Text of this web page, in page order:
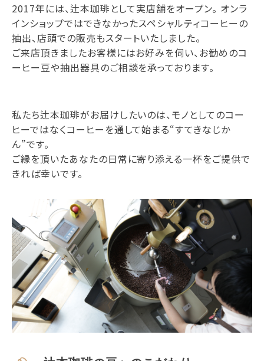
2017年には、辻本珈琲として実店舗をオープン。 オンラ
インショップではできなかったスペシャルティコーヒーの
抽出、店頭での販売もスタートいたしました。
ご来店頂きましたお客様にはお好みを伺い、お勧めのコ
ーヒー豆や抽出器具のご相談を承っております。
私たち辻本珈琲がお届けしたいのは、モノとしてのコー
ヒーではなくコーヒーを通して始まる“すてきなじか
ん”です。
ご縁を頂いたあなたの日常に寄り添える一杯をご提供で
きれば幸いです。